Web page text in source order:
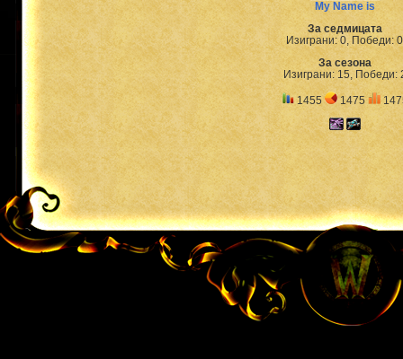
My Name is
За седмицата
Изиграни: 0, Победи: 0
За сезона
Изиграни: 15, Победи:
1455 1475